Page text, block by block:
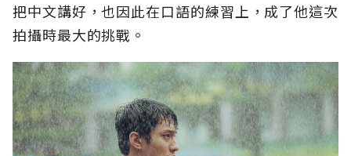
把中文講好，也因此在口語的練習上，成了他這次
拍攝時最大的挑戰。